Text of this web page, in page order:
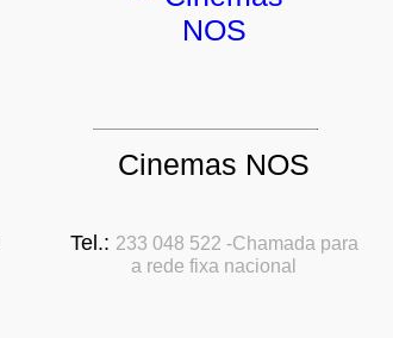
Cinemas NOS
Tel.: 233 048 522 -Chamada para
a rede fixa nacional